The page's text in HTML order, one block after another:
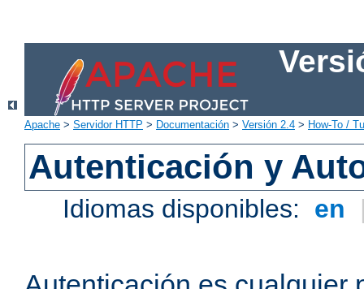
Apache > Servidor HTTP > Documentación > Versión 2.4 > How-To /
Autenticación y
Idiomas disponibles: en